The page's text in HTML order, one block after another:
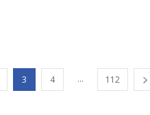
3 4 ... 112